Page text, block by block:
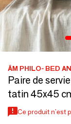
ÂM PHILO- BED
Paire de
tatin 45x45
Ce produit n'est